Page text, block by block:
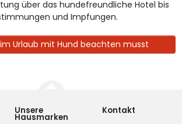
über das hundefreundliche Hotel bis
und Impfungen.
Urlaub mit Hund beachten musst
Unsere
Hausmarken
Kontakt